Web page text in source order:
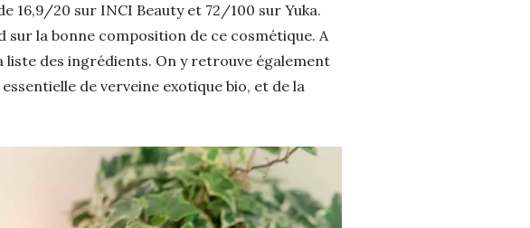
16,9/20 sur INCI Beauty et 72/100 sur Yuka.
sur la bonne composition de ce cosmétique. A
liste des ingrédients. On y retrouve également
essentielle de verveine exotique bio, et de la